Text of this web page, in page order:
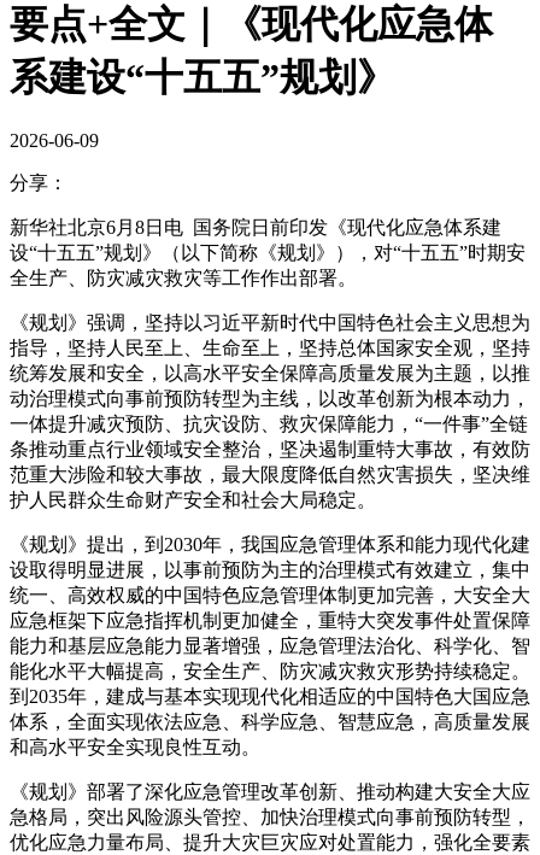
要点+全文｜《现代化应急体
系建设“十五五”规划》
2026-06-09
分享：
新华社北京6月8日电 国务院日前印发《现代化应急体系建
设“十五五”规划》（以下简称《规划》），对“十五五”时期安
全生产、防灾减灾救灾等工作作出部署。
《规划》强调，坚持以习近平新时代中国特色社会主义思想为
指导，坚持人民至上、生命至上，坚持总体国家安全观，坚持
统筹发展和安全，以高水平安全保障高质量发展为主题，以推
动治理模式向事前预防转型为主线，以改革创新为根本动力，
一体提升减灾预防、抗灾设防、救灾保障能力，“一件事”全链
条推动重点行业领域安全整治，坚决遏制重特大事故，有效防
范重大涉险和较大事故，最大限度降低自然灾害损失，坚决维
护人民群众生命财产安全和社会大局稳定。
《规划》提出，到2030年，我国应急管理体系和能力现代化建
设取得明显进展，以事前预防为主的治理模式有效建立，集中
统一、高效权威的中国特色应急管理体制更加完善，大安全大
应急框架下应急指挥机制更加健全，重特大突发事件处置保障
能力和基层应急能力显著增强，应急管理法治化、科学化、智
能化水平大幅提高，安全生产、防灾减灾救灾形势持续稳定。
到2035年，建成与基本实现现代化相适应的中国特色大国应急
体系，全面实现依法应急、科学应急、智慧应急，高质量发展
和高水平安全实现良性互动。
《规划》部署了深化应急管理改革创新、推动构建大安全大应
急格局，突出风险源头管控、加快治理模式向事前预防转型，
优化应急力量布局、提升大灾巨灾应对处置能力，强化全要素